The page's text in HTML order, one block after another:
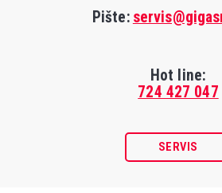
Pište:
Hot line:
724 427 047
SERVIS